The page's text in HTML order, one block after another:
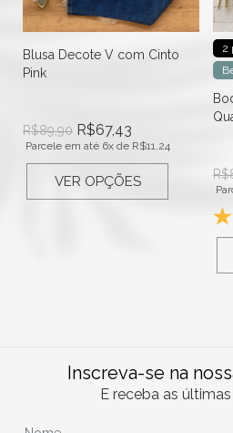
Blusa Decote V com Cinto
Pink
R$89,90 R$67,43
Parcele em até 6x de R$11,24
VER OPÇÕES
2
R$
Inscreva-se na
E receba as